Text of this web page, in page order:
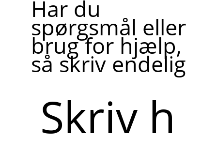
Har du
spørgsmål eller
brug for hjælp,
så skriv endelig
her